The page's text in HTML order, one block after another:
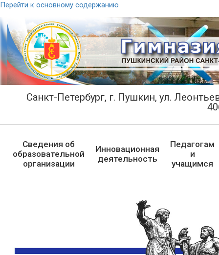
Перейти к основному содержанию
Санкт-Петербург, г. Пушкин, ул.
Сведения об
образовательной
организации
Инновационная
деятельность
Педагогам
и
учащимся